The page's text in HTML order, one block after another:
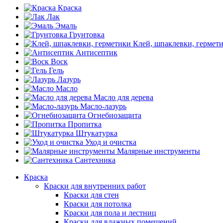
Краска
Лак
Эмаль
Грунтовка
Клей, шпаклевки,
Антисептик
Воск
Гель
Лазурь
Масло
Масло для дерева
Масло-лазурь
Огнебиозащита
Пропитка
Штукатурка
Уход и очистка
Малярные инструменты
Сантехника
Краска
Краски для внутренних работ
Краски для стен
Краски для потолка
Краски для пола и лестниц